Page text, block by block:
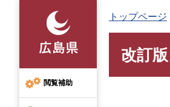
先
頭
で
閲覧補助
トップページ
改訂